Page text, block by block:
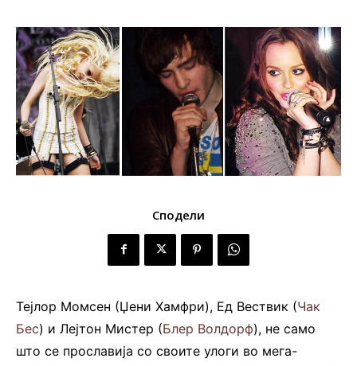
Сподели
Тејлор Момсен (Џени Хамфри), Ед Вествик (Чак
Бес) и Лејтон Мистер (Блер Волдорф), не само
што се прославија со своите улоги во мега-